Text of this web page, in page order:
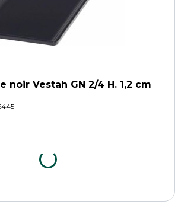
noir Vestah GN 2/4 H. 1,2 cm